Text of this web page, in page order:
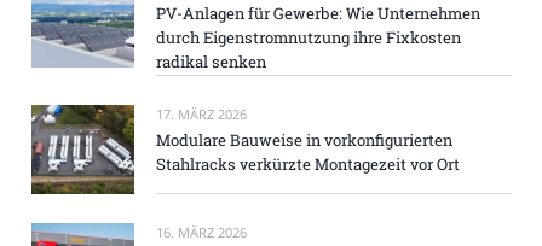
PV-Anlagen für Gewerbe: Wie Unternehmen
durch Eigenstromnutzung ihre Fixkosten
radikal senken
17. MÄRZ 2026
Modulare Bauweise in vorkonfigurierten
Stahlracks verkürzte Montagezeit vor Ort
16. MÄRZ 2026